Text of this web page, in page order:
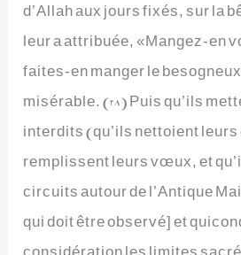
d’Allah aux jours fixés, sur la
leur a attribuée, «Mangez-en
faites-en manger le besogneux
misérable. (28) Puis qu’ils
interdits (qu’ils nettoient
remplissent leurs vœux, et
circuits autour de l’Antique
qui doit être observé] et